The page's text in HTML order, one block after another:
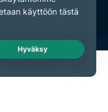
Live Chat